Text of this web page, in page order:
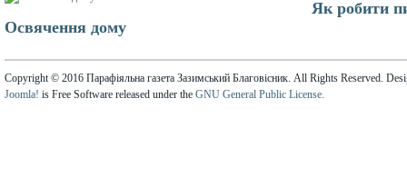
Освячення дому
Як робити
Copyright © 2016 Парафіяльна газета Зазимський Благовісник. All Rights Reserved.
Joomla! is Free Software released under the GNU General Public License.